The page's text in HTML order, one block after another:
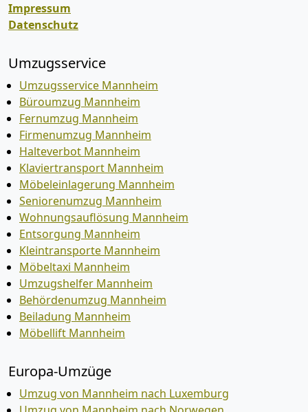
Impressum
Datenschutz
Umzugsservice
Umzugsservice Mannheim
Büroumzug Mannheim
Fernumzug Mannheim
Firmenumzug Mannheim
Halteverbot Mannheim
Klaviertransport Mannheim
Möbeleinlagerung Mannheim
Seniorenumzug Mannheim
Wohnungsauflösung Mannheim
Entsorgung Mannheim
Kleintransporte Mannheim
Möbeltaxi Mannheim
Umzugshelfer Mannheim
Behördenumzug Mannheim
Beiladung Mannheim
Möbellift Mannheim
Europa-Umzüge
Umzug von Mannheim nach Luxemburg